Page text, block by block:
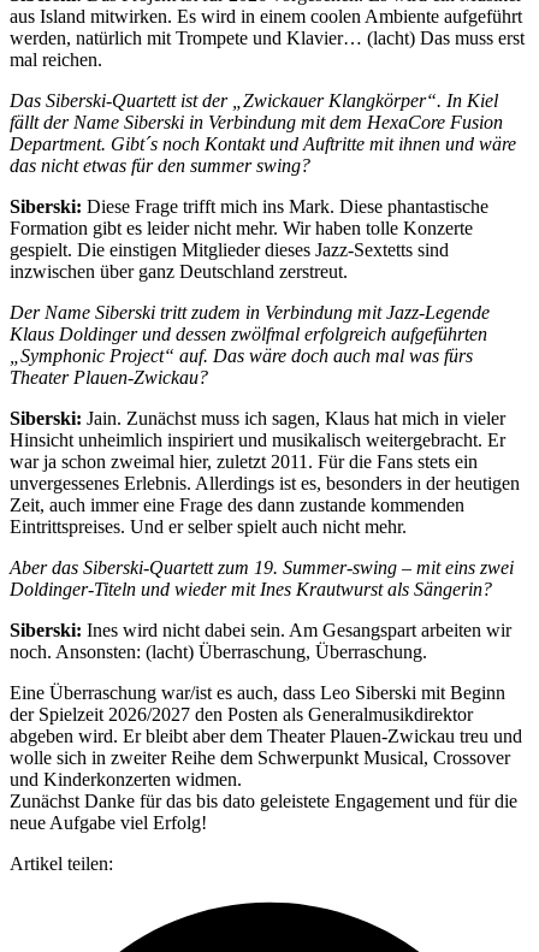
aus Island mitwirken. Es wird in einem coolen Ambiente aufgeführt
werden, natürlich mit Trompete und Klavier… (lacht) Das muss erst
mal reichen.
Das Siberski-Quartett ist der „Zwickauer Klangkörper“. In Kiel
fällt der Name Siberski in Verbindung mit dem HexaCore Fusion
Department. Gibt´s noch Kontakt und Auftritte mit ihnen und wäre
das nicht etwas für den summer swing?
Siberski: Diese Frage trifft mich ins Mark. Diese phantastische
Formation gibt es leider nicht mehr. Wir haben tolle Konzerte
gespielt. Die einstigen Mitglieder dieses Jazz-Sextetts sind
inzwischen über ganz Deutschland zerstreut.
Der Name Siberski tritt zudem in Verbindung mitJazz-Legende
Klaus Doldinger und dessen zwölfmal erfolgreich aufgeführten
„Symphonic Project“ auf. Das wäre doch auch mal was fürs
Theater Plauen-Zwickau?
Siberski: Jain. Zunächst muss ich sagen, Klaus hat mich in vieler
Hinsicht unheimlich inspiriert und musikalisch weitergebracht. Er
war ja schon zweimal hier, zuletzt 2011. Für die Fans stets ein
unvergessenes Erlebnis. Allerdings ist es, besonders in der heutigen
Zeit, auch immer eine Frage des dann zustande kommenden
Eintrittspreises. Und er selber spielt auch nicht mehr.
Aber das Siberski-Quartett zum 19. Summer-swing – mit eins zwei
Doldinger-Titeln und wieder mit Ines Krautwurst als Sängerin?
Siberski: Ines wird nicht dabei sein. Am Gesangspart arbeiten wir
noch. Ansonsten: (lacht) Überraschung, Überraschung.
Eine Überraschung war/ist es auch, dass Leo Siberski mit Beginn
der Spielzeit 2026/2027 den Posten als Generalmusikdirektor
abgeben wird. Er bleibt aber dem Theater Plauen-Zwickau treu und
wolle sich in zweiter Reihe dem Schwerpunkt Musical, Crossover
und Kinderkonzerten widmen.
Zunächst Danke für das bis dato geleistete Engagement und für die
neue Aufgabe viel Erfolg!
Artikel teilen: